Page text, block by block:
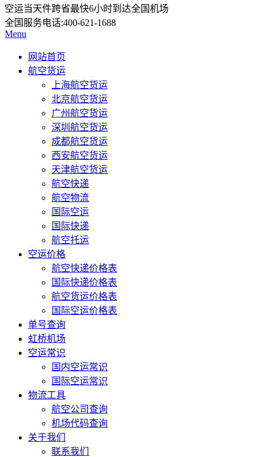
空运当天件跨省最快6小时到达全国机场
全国服务电话:400-621-1688
Menu
网站首页
航空货运
上海航空货运
北京航空货运
广州航空货运
深圳航空货运
成都航空货运
西安航空货运
天津航空货运
航空快递
航空物流
国际空运
国际快递
航空托运
空运价格
航空快递价格表
国际快递价格表
航空货运价格表
国际空运价格表
单号查询
虹桥机场
空运常识
国内空运常识
国际空运常识
物流工具
航空公司查询
机场代码查询
关于我们
联系我们